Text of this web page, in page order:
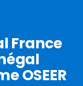
France
OSEER